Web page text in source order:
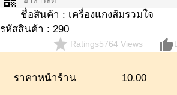
ชื่อสินค้า : เครื่องแกงส้มรวมใจ
รหัสสินค้า : 290
star Ratings5764 Views thumb_up_alt
ราคาหน้าร้าน 10.00